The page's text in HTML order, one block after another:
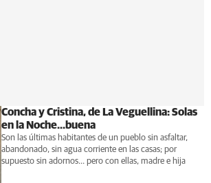
Concha y Cristina, de La Veguellina: Solas
en la Noche...buena
Son las últimas habitantes de un pueblo sin asfaltar,
abandonado, sin agua corriente en las casas; por
supuesto sin adornos... pero con ellas, madre e hija